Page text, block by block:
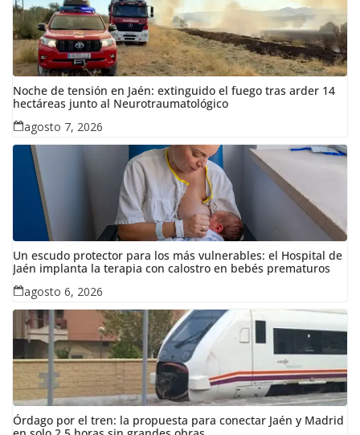
Noche de tensión en Jaén: extinguido el fuego tras arder 14
hectáreas junto al Neurotraumatológico
agosto 7, 2026
Un escudo protector para los más vulnerables: el Hospital de
Jaén implanta la terapia con calostro en bebés prematuros
agosto 6, 2026
Órdago por el tren: la propuesta para conectar Jaén y Madrid